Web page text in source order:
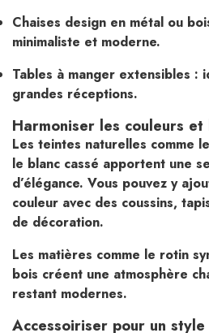
Chaises design en métal ou
minimaliste et moderne.
Tables à manger extensibles :
grandes réceptions.
Harmoniser les couleurs
Les teintes naturelles comme
le blanc cassé apportent une
d’élégance. Vous pouvez y
couleur avec des coussins,
de décoration.
Les matières comme le rotin
bois créent une atmosphère
restant modernes.
Accessoiriser pour un style